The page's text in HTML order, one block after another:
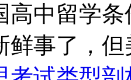
高中留学
鲜事了，